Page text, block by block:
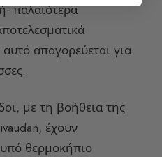
παλαιότερα
απαγορεύεται για
με τη βοήθεια της
έχουν
θερμοκήπιο